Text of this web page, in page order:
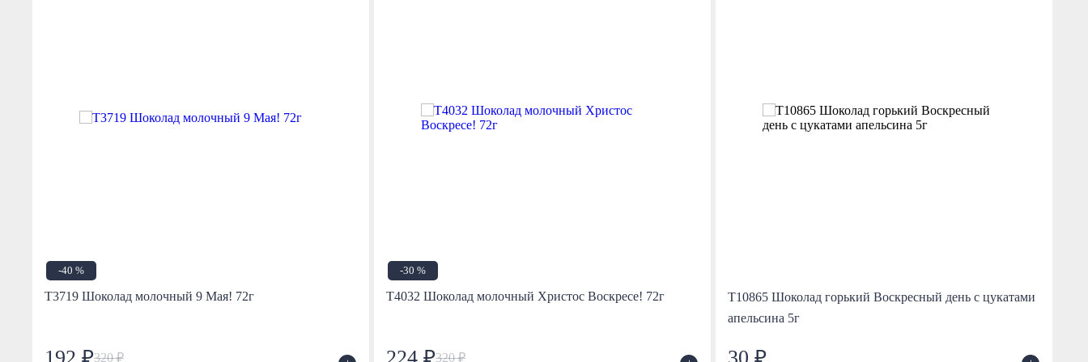
-40 %
Т3719 Шоколад молочный 9 Мая! 72г
192 ₽320 ₽
-30 %
Т4032 Шоколад молочный Христос Воскресе! 72г
224 ₽320 ₽
Т10865 Шоколад горький Воскресный день с цукатами
апельсина 5г
30 ₽